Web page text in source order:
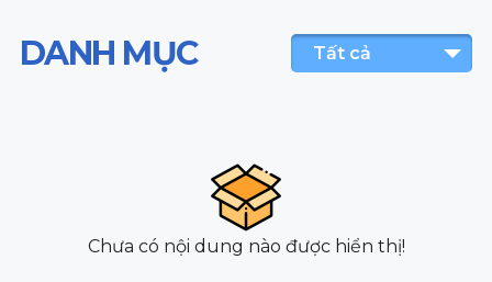
DANH MỤC Tất cả
Chưa có nội dung nào được hiển thị!